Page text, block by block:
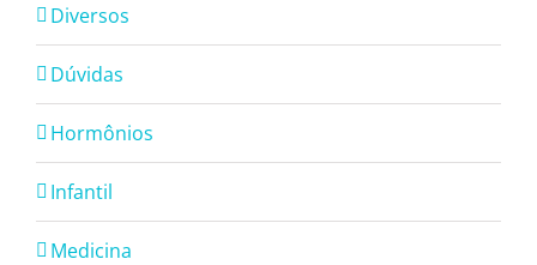
Diversos
Dúvidas
Hormônios
Infantil
Medicina